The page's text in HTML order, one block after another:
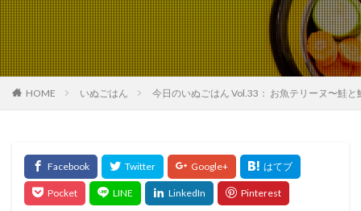
HOME いぬごはん 今日のいぬごはん Vol.33： お魚テリーヌ〜鮭と